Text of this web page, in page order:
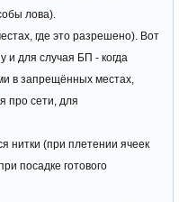
лова).
где это разрешено). Вот
и для случая БП - когда
в запрещённых местах,
про сети, для
нитки (при плетении ячеек
посадке готового